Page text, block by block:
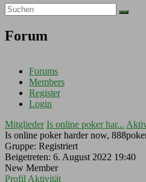
Forum
Forums
Members
Register
Login
Mitglieder Is online poker har...
Is online poker harder now,
Gruppe: Registriert
Beigetreten: 6. August 2022 19:40
New Member
Profil Aktivität